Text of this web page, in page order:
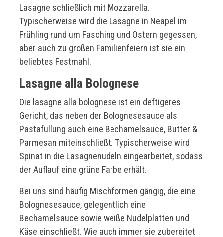
Lasagne schließlich mit Mozzarella.
Typischerweise wird die Lasagne in Neapel im
Frühling rund um Fasching und Ostern gegessen,
aber auch zu großen Familienfeiern ist sie ein
beliebtes Festmahl.
Lasagne alla Bolognese
Die lasagne alla bolognese ist ein deftigeres
Gericht, das neben der Bolognesesauce als
Pastafüllung auch eine Bechamelsauce, Butter &
Parmesan miteinschließt. Typischerweise wird
Spinat in die Lasagnenudeln eingearbeitet, sodass
der Auflauf eine grüne Farbe erhält.
Bei uns sind häufig Mischformen gängig, die eine
Bolognesesauce, gelegentlich eine
Bechamelsauce sowie weiße Nudelplatten und
Käse einschließt. Wie auch immer sie zubereitet